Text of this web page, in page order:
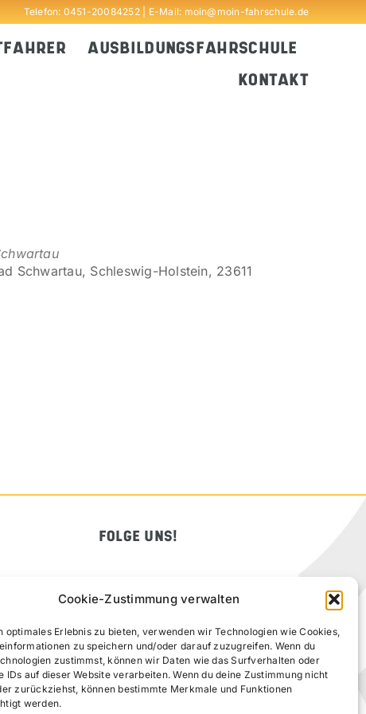
Cookie-Zustimmung verwalten
optimales Erlebnis zu bieten, verwenden wir Technologien wie Cookies,
zu speichern und/oder darauf zuzugreifen. Wenn du
zustimmst, können wir Daten wie das Surfverhalten oder
IDs auf dieser Website verarbeiten. Wenn du deine Zustimmung nicht
zurückziehst, können bestimmte Merkmale und Funktionen
werden.
Telefon: 0451-20084252| E-Mail: moin@moin-fahrschule.de
AUSBILDUNGSFAHRSCHULE
KONTAKT
Schwartau, Schleswig-Holstein, 23611
FOLGE UNS!